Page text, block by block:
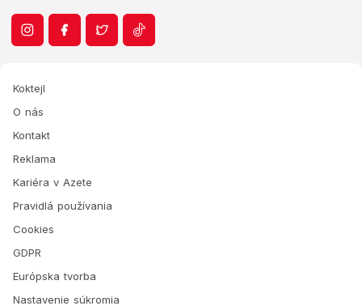
Koktejl
O nás
Kontakt
Reklama
Kariéra v Azete
Pravidlá používania
Cookies
GDPR
Európska tvorba
Nastavenie súkromia